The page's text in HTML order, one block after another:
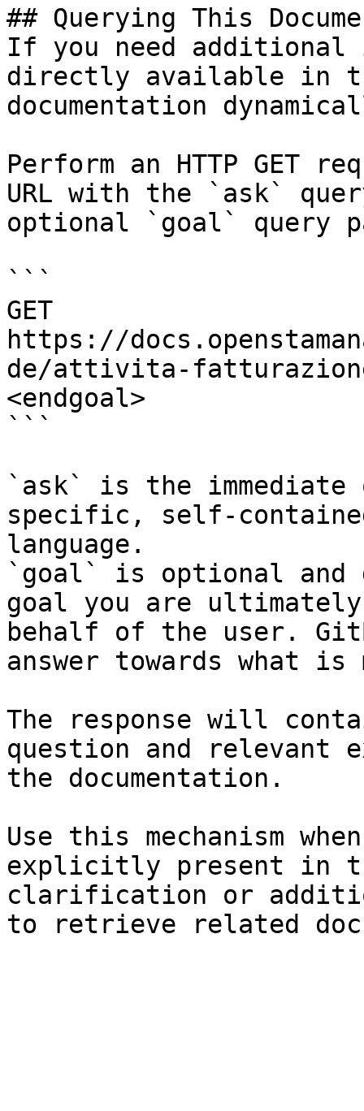
## Querying This
If you need
directly available in
documentation
Perform an HTTP GET
URL with the `ask`
optional `goal` query
```
GET
https://
de/attivita-
<endgoal>
```
`ask` is the
specific, self-
language.
`goal` is optional and
goal you are
behalf of the user.
answer towards what
The response will
question and relevant
the documentation.
Use this mechanism
explicitly present in
clarification or